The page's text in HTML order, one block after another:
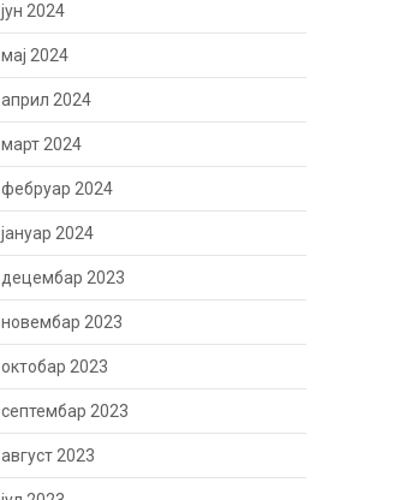
јун 2024
мај 2024
април 2024
март 2024
фебруар 2024
јануар 2024
децембар 2023
новембар 2023
октобар 2023
септембар 2023
август 2023